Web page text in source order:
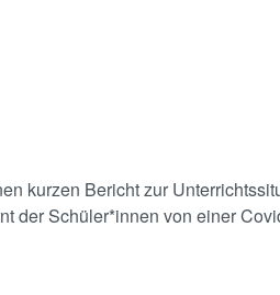
kurzen Bericht zur
der Schüler*innen von einer